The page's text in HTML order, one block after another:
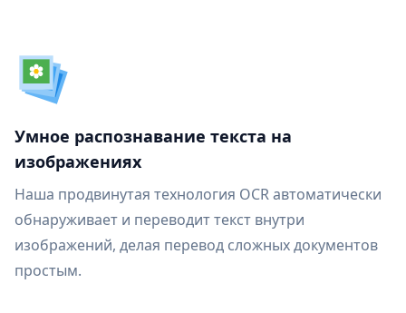
Умное распознавание текста на
изображениях
Наша продвинутая технология OCR автоматически
обнаруживает и переводит текст внутри
изображений, делая перевод сложных документов
простым.